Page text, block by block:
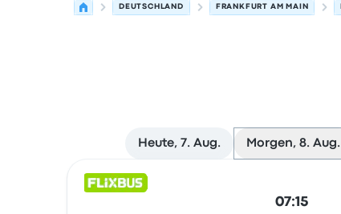
DEUTSCHLAND FRANKFURT AM MAIN
Heute, 7. Aug. Morgen, 8. Aug.
07:15